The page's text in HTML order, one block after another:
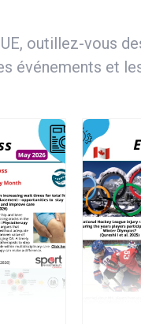
outillez-vous
événements et